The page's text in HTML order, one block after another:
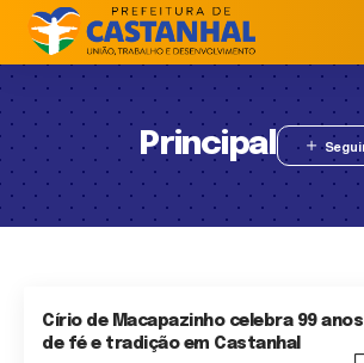
Principal
Círio de Macapazinho celebra 99 anos
de fé e tradição em Castanhal